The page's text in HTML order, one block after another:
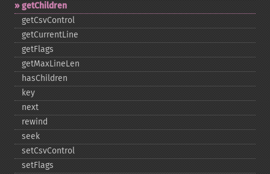
getChildren
getCsvControl
getCurrentLine
getFlags
getMaxLineLen
hasChildren
key
next
rewind
seek
setCsvControl
setFlags